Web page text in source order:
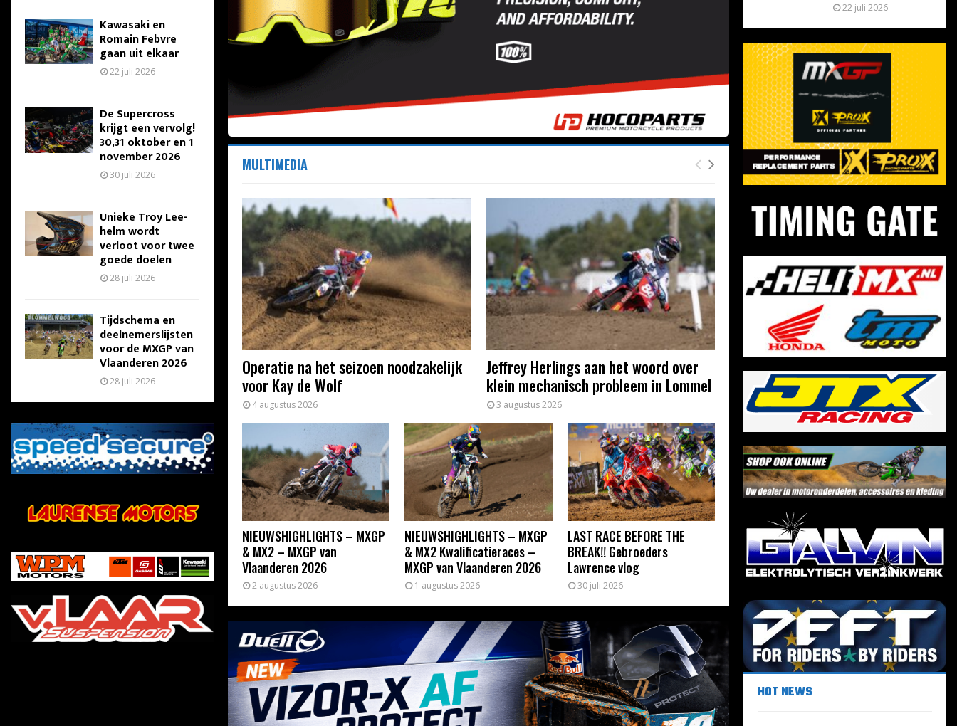
MULTIMEDIA
Operatie na het seizoen noodzakelijk
voor Kay de Wolf
4 augustus 2026
Jeffrey Herlings aan het woord over
klein mechanisch probleem in Lommel
3 augustus 2026
NIEUWSHIGHLIGHTS – MXGP
& MX2 – MXGP van
Vlaanderen 2026
2 augustus 2026
NIEUWSHIGHLIGHTS – MXGP
& MX2 Kwalificatieraces –
MXGP van Vlaanderen 2026
1 augustus 2026
LAST RACE BEFORE THE
BREAK!! Gebroeders
Lawrence vlog
30 juli 2026
Kawasaki en
Romain Febvre
gaan uit elkaar
22 juli 2026
De Supercross
krijgt een vervolg!
30,31 oktober en 1
november 2026
30 juli 2026
Unieke Troy Lee-
helm wordt
verloot voor twee
goede doelen
28 juli 2026
Tijdschema en
deelnemerslijsten
voor de MXGP van
Vlaanderen 2026
28 juli 2026
22 juli 2026
HOT NEWS